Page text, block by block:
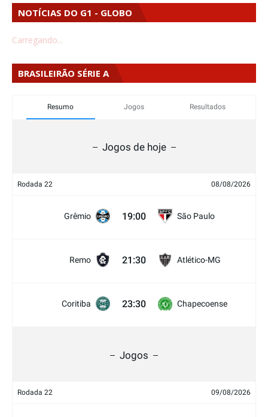
NOTÍCIAS DO G1 - GLOBO
Carregando...
BRASILEIRÃO SÉRIE A
Resumo Jogos Resultados
Jogos de hoje
Rodada 22 08/08/2026
Grêmio 19:00 São Paulo
Remo 21:30 Atlético-MG
Coritiba 23:30 Chapecoense
Jogos
Rodada 22 09/08/2026